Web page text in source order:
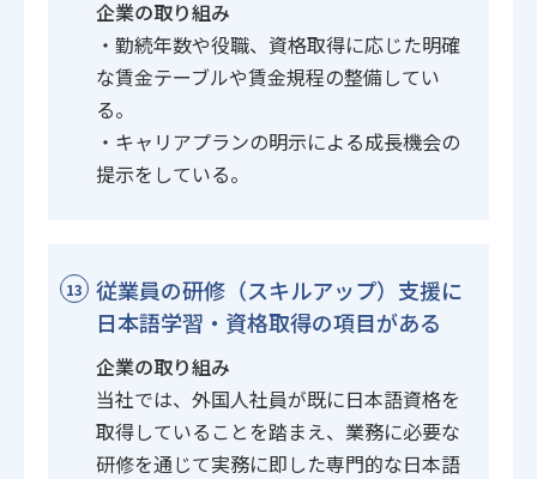
企業の取り組み
・勤続年数や役職、資格取得に応じた明確
な賃金テーブルや賃金規程の整備してい
る。
・キャリアプランの明示による成長機会の
提示をしている。
13
従業員の研修（スキルアップ）支援に
日本語学習・資格取得の項目がある
企業の取り組み
当社では、外国人社員が既に日本語資格を
取得していることを踏まえ、業務に必要な
研修を通じて実務に即した専門的な日本語